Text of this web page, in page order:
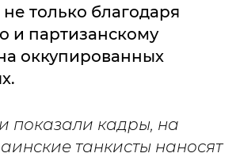
только благодаря
и партизанскому
оккупированных
показали кадры, на
танкисты наносят